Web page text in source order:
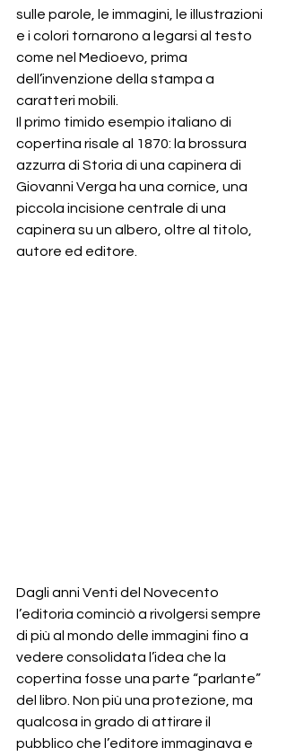
sulle parole, le immagini, le illustrazioni
e i colori tornarono a legarsi al testo
come nel Medioevo, prima
dell’invenzione della stampa a
caratteri mobili.
Il primo timido esempio italiano di
copertina risale al 1870: la brossura
azzurra di Storia di una capinera di
Giovanni Verga ha una cornice, una
piccola incisione centrale di una
capinera su un albero, oltre al titolo,
autore ed editore.
Dagli anni Venti del Novecento
l’editoria cominciò a rivolgersi sempre
di più al mondo delle immagini fino a
vedere consolidata l’idea che la
copertina fosse una parte “parlante”
del libro. Non più una protezione, ma
qualcosa in grado di attirare il
pubblico che l’editore immaginava e